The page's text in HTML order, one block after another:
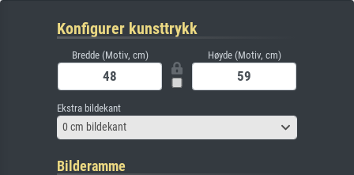
Konfigurer kunsttrykk
Bredde (Motiv, cm) Høyde (Motiv, cm)
Ekstra bildekant
0 cm bildekant
Bilderamme